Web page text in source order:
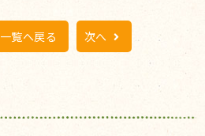
一覧へ戻る 次へ